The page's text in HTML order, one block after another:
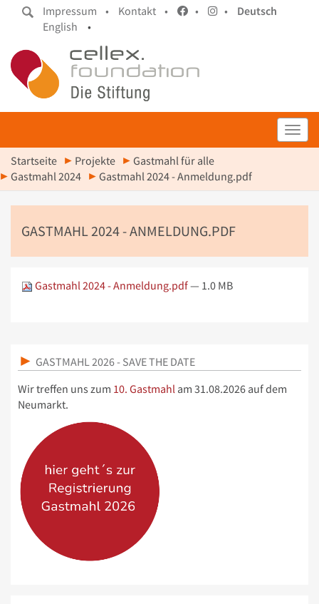
Impressum • Kontakt • • •
Deutsch
English
•
Startseite Projekte
Gastmahl für alle
Gastmahl 2024
Gastmahl 2024 - Anmeldung.pdf
GASTMAHL 2024 - ANMELDUNG.PDF
Gastmahl 2024 - Anmeldung.pdf— 1.0 MB
GASTMAHL 2026 - SAVE THE DATE
Wir treffen uns zum 10. Gastmahl am 31.08.2026 auf dem
Neumarkt.